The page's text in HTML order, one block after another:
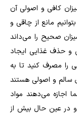
کافی و اصولی آن
مانع از چاقی و
صحیح را می‌داند
و حذف غذایی ایجاد
را مصرف کنید تا به
سالم و اصولی هستند
اجازه می‌دهند مواد
و در عین حال بیش از